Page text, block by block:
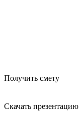
Получить смету
Скачать презентацию